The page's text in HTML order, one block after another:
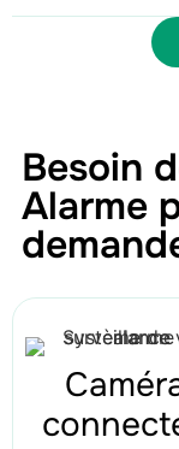
Besoin
Alarme